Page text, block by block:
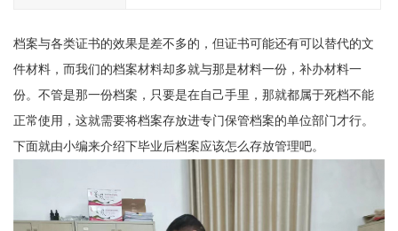
档案与各类证书的效果是差不多的，但证书可能还有可以替代的文
件材料，而我们的档案材料却多就与那是材料一份，补办材料一
份。不管是那一份档案，只要是在自己手里，那就都属于死档不能
正常使用，这就需要将档案存放进专门保管档案的单位部门才行。
下面就由小编来介绍下毕业后档案应该怎么存放管理吧。